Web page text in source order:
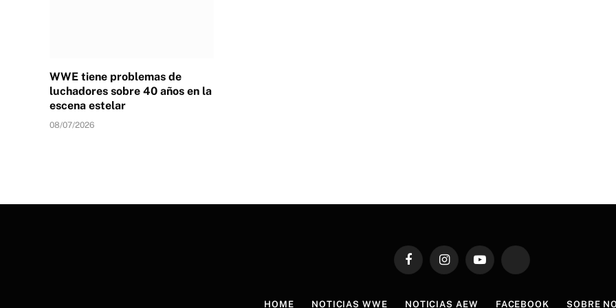
WWE tiene problemas de
luchadores sobre 40 años en la
escena estelar
08/07/2026
FacebookInstagramYouTube TikTok
HOME NOTICIAS WWE NOTICIAS AEW FACEBOOK SOBRE